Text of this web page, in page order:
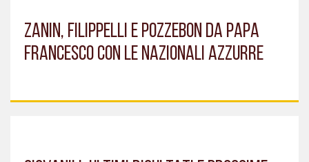
ZANIN, FILIPPELLI E POZZEBON DA PAPA
FRANCESCO CON LE NAZIONALI AZZURRE